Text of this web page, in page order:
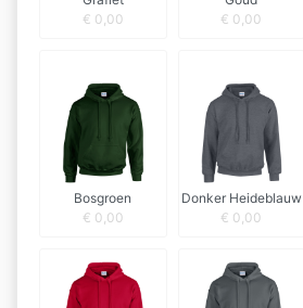
€ 0,00
€ 0,00
Bosgroen
€ 0,00
Donker Heideblauw
€ 0,00